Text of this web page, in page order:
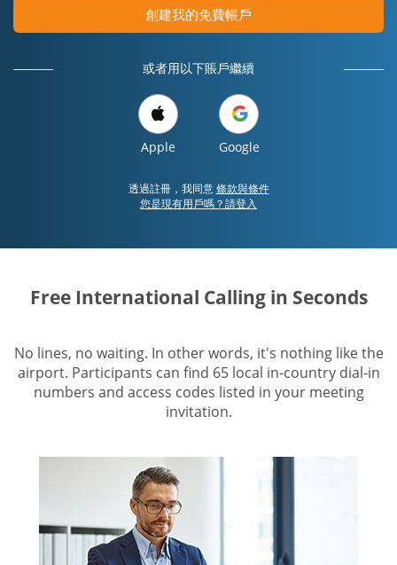
創建我的免費帳戶
或者用以下賬戶繼續
Apple Google
透過註冊，我同意條款與條件
您是現有用戶嗎？請登入
Free International Calling in Seconds
No lines, no waiting. In other words, it's nothing like the
airport. Participants can find 65 local in-country dial-in
numbers and access codes listed in your meeting
invitation.